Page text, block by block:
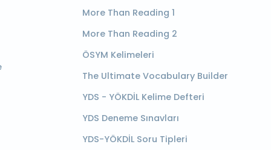
More Than Reading 1
More Than Reading 2
ÖSYM Kelimeleri
The Ultimate Vocabulary Builder
YDS - YÖKDİL Kelime Defteri
YDS Deneme Sınavları
YDS-YÖKDİL Soru Tipleri